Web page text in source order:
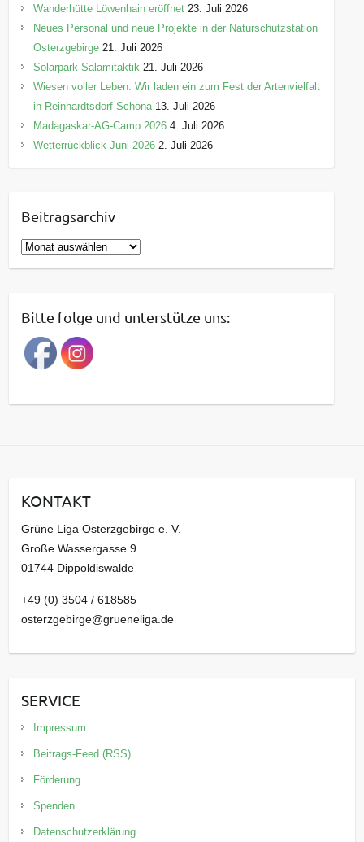
Wanderhütte Löwenhain eröffnet 23. Juli 2026
Neues Personal und neue Projekte in der Naturschutzstation
Osterzgebirge 21. Juli 2026
Solarpark-Salamitaktik 21. Juli 2026
Wiesen voller Leben: Wir laden ein zum Fest der Artenvielfalt
in Reinhardtsdorf-Schöna 13. Juli 2026
Madagaskar-AG-Camp 2026 4. Juli 2026
Wetterrückblick Juni 2026 2. Juli 2026
Beitragsarchiv
B
e
r
a
g
a
v
Bitte folge und unterstütze uns:
KONTAKT
Grüne Liga Osterzgebirge e. V.
Große Wassergasse 9
01744 Dippoldiswalde
+49 (0) 3504 / 618585
osterzgebirge@grueneliga.de
SERVICE
Impressum
Beitrags-Feed (RSS)
Förderung
Spenden
Datenschutzerklärung